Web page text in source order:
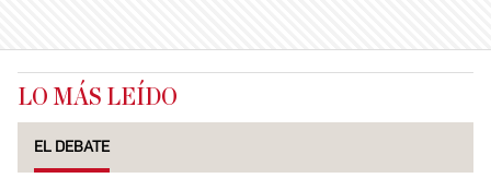
LO MÁS LEÍDO
EL DEBATE